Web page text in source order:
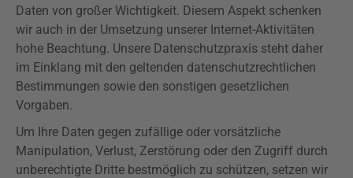
Daten von großer Wichtigkeit. Diesem Aspekt schenken
wir auch in der Umsetzung unserer Internet-Aktivitäten
hohe Beachtung. Unsere Datenschutzpraxis steht daher
im Einklang mit den geltenden datenschutzrechtlichen
Bestimmungen sowie den sonstigen gesetzlichen
Vorgaben.
Um Ihre Daten gegen zufällige oder vorsätzliche
Manipulation, Verlust, Zerstörung oder den Zugriff durch
unberechtigte Dritte bestmöglich zu schützen, setzen wir